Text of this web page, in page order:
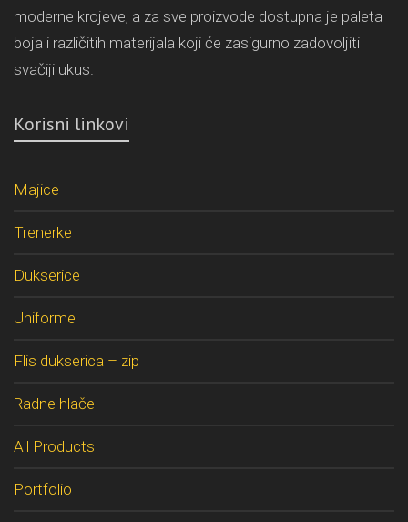
moderne krojeve, a za sve proizvode dostupna je paleta
boja i različitih materijala koji će zasigurno zadovoljiti
svačiji ukus.
Korisni linkovi
Majice
Trenerke
Dukserice
Uniforme
Flis dukserica – zip
Radne hlače
All Products
Portfolio